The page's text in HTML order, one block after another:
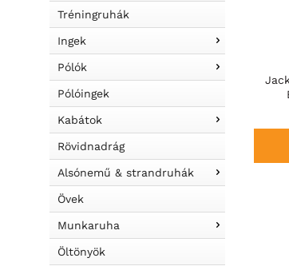
Tréningruhák
Ingek
Pólók
Pólóingek
Kabátok
Rövidnadrág
Alsónemű & strandruhák
Övek
Munkaruha
Öltönyök